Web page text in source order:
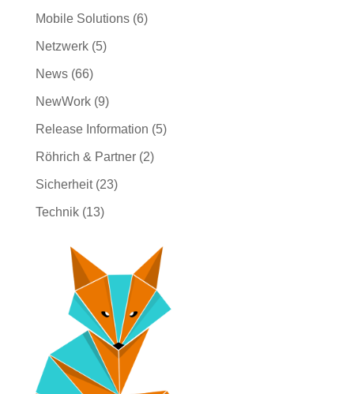
Mobile Solutions(6)
Netzwerk(5)
News(66)
NewWork(9)
Release Information (5)
Röhrich & Partner(2)
Sicherheit(23)
Technik(13)